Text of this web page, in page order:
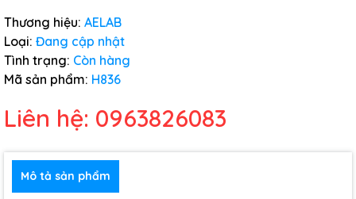
Thương hiệu: AELAB
Loại: Đang cập nhật
Tình trạng: Còn hàng
Mã sản phẩm: H836
Liên hệ: 0963826083
Mô tả sản phẩm